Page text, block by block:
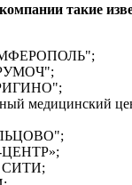
такие
медицинский
СИТИ;